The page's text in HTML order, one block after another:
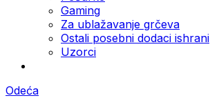
Gaming
Za ublažavanje grčeva
Ostali posebni dodaci ishrani
Uzorci
Odeća